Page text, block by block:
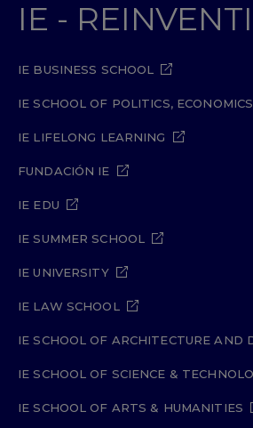
IE -
IE BUSINESS SCHOOL
IE SCHOOL OF POLITICS,
IE LIFELONG LEARNING
FUNDACIÓN IE
IE EDU
IE SUMMER SCHOOL
IE UNIVERSITY
IE LAW SCHOOL
IE SCHOOL OF ARCHITECTURE AND
IE SCHOOL OF SCIENCE &
IE SCHOOL OF ARTS & HUMANITIES